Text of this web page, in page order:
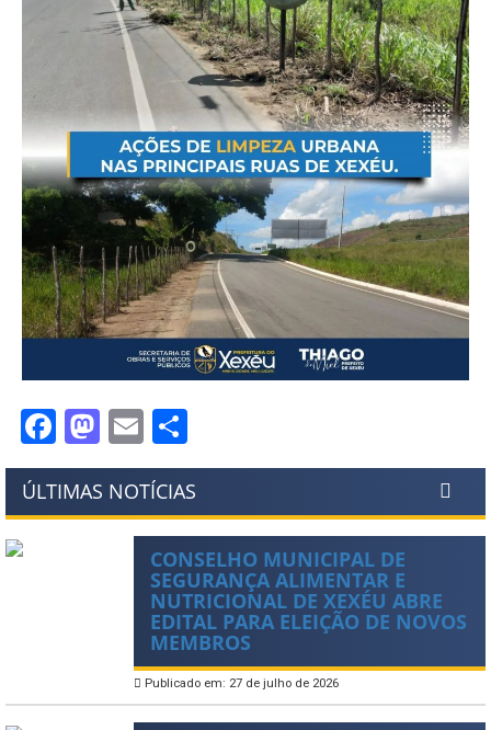
Facebook
Mastodon
Email
ÚLTIMAS NOTÍCIAS
CONSELHO MUNICIPAL DE
SEGURANÇA ALIMENTAR E
NUTRICIONAL DE XEXÉU ABRE
EDITAL PARA ELEIÇÃO DE NOVOS
MEMBROS
Publicado em: 27 de julho de 2026